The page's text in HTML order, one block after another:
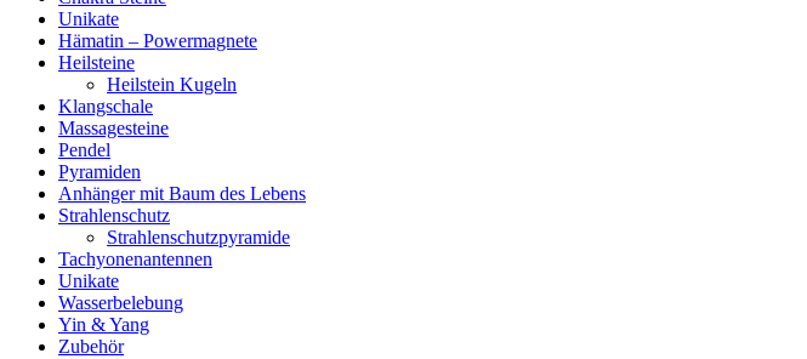
Unikate
Hämatin – Powermagnete
Heilsteine
Heilstein Kugeln
Klangschale
Massagesteine
Pendel
Pyramiden
Anhänger mit Baum des Lebens
Strahlenschutz
Strahlenschutzpyramide
Tachyonenantennen
Unikate
Wasserbelebung
Yin & Yang
Zubehör